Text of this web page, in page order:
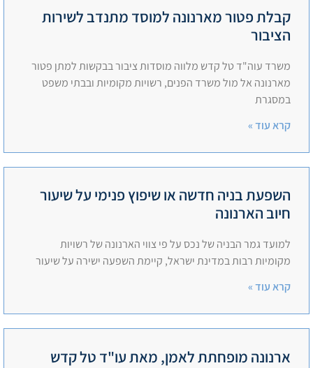
קבלת פטור מארנונה למוסד מתנדב לשירות
הציבור
משרד עוה"ד טל קדש מלווה מוסדות ציבור בבקשות למתן פטור
מארנונה אל מול משרד הפנים, רשויות מקומיות ובבתי משפט
במסגרת
קרא עוד »
השפעת בניה חדשה או שיפוץ פנימי על שיעור
חיוב הארנונה
למועד גמר הבניה של נכס על פי צווי הארנונה של רשויות
מקומיות רבות במדינת ישראל, קיימת השפעה ישירה על שיעור
קרא עוד »
ארנונה מופחתת לאמן, מאת עו"ד טל קדש